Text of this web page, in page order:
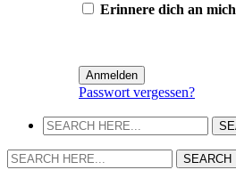
Erinnere dich an mich
Passwort vergessen?